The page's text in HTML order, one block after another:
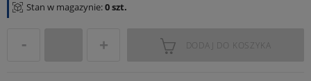
Stan w magazynie:0 szt.
DODAJ DO KOSZYKA